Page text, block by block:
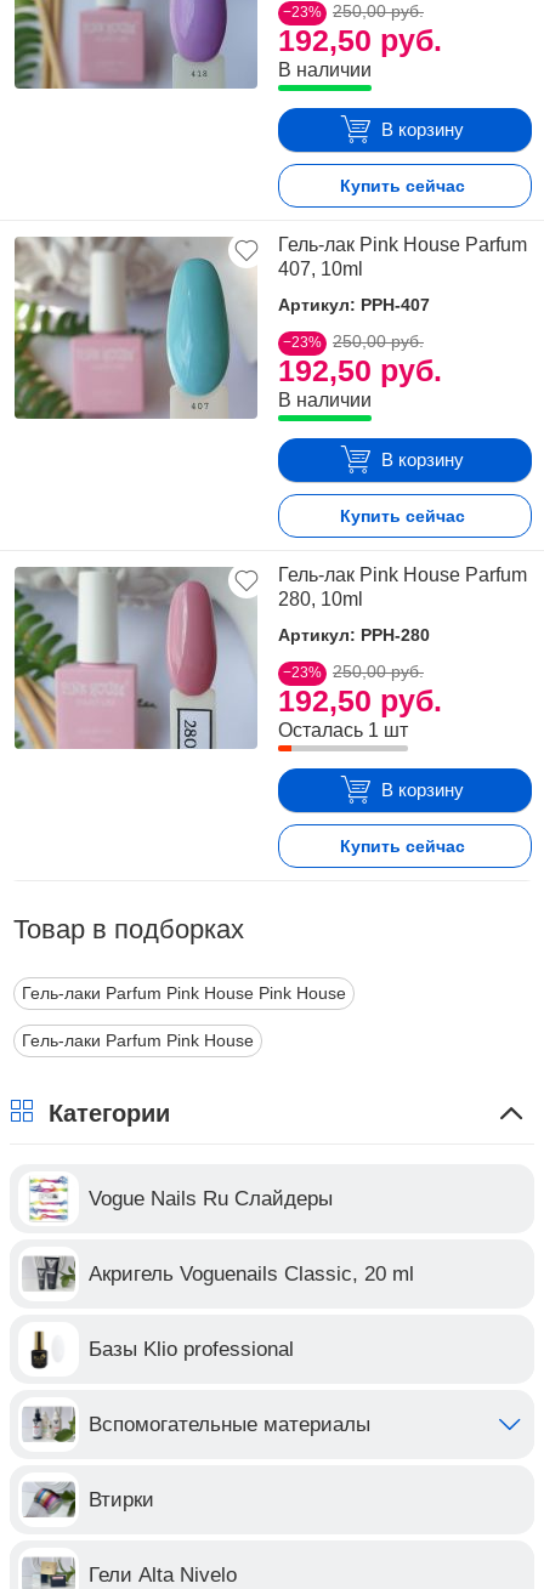
−23%
192,50 руб.
250,00 руб.
В наличии
В корзину
Купить сейчас
Гель-лак Pink House Parfum
407, 10ml
Артикул: PPH-407
−23%
192,50 руб.
250,00 руб.
В наличии
В корзину
Купить сейчас
Гель-лак Pink House Parfum
280, 10ml
Артикул: PPH-280
−23%
192,50 руб.
250,00 руб.
Осталась 1 шт
В корзину
Купить сейчас
Товар в подборках
Гель-лаки Parfum Pink House Pink House
Гель-лаки Parfum Pink House
Категории
Vogue Nails Ru Слайдеры
Акригель Voguenails Classic, 20 ml
Базы Klio professional
Вспомогательные материалы
Втирки
Гели Alta Nivelo